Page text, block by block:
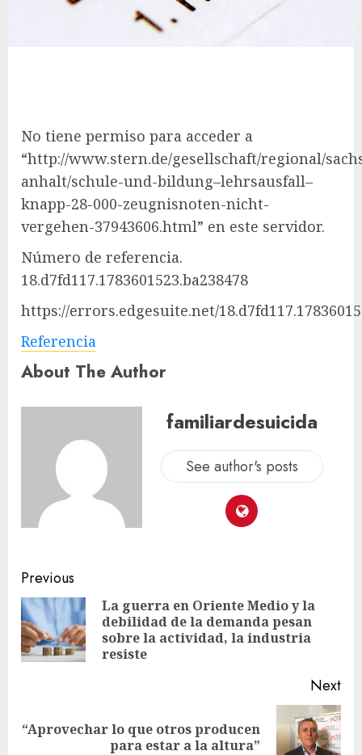
No tiene permiso para acceder a
“http://www.stern.de/gesellschaft/regional/
anhalt/schule-und-bildung–lehrsausfall–
knapp-28-000-zeugnisnoten-nicht-
vergehen-37943606.html” en este servidor.
Número de referencia.
18.d7fd117.1783601523.ba238478
https://errors.edgesuite.net/
Referencia
About The Author
familiardesuicida
See author's posts
Previous
La guerra en Oriente Medio y la
debilidad de la demanda pesan
sobre la actividad, la industria
resiste
Next
“Aprovechar lo que otros producen
para estar a la altura”